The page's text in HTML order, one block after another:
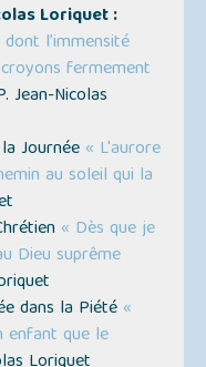
Loriquet :
l’immensité
fermement
Jean-Nicolas
Journée « L'aurore
au soleil qui la
« Dès que je
Dieu suprême
dans la Piété «
enfant que le